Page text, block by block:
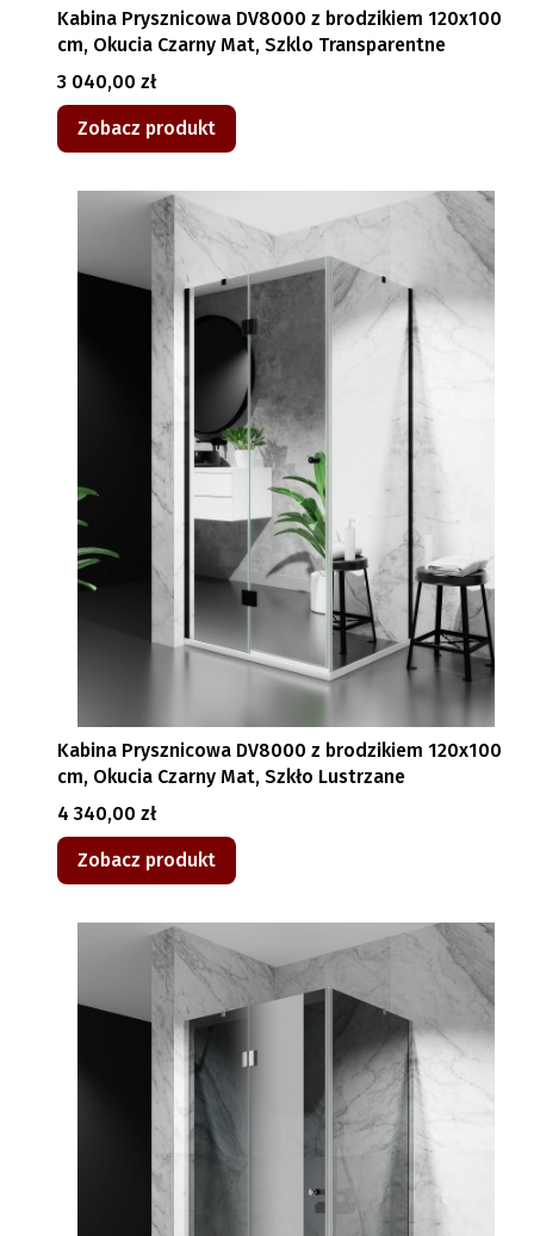
Kabina Prysznicowa DV8000 z brodzikiem 120x100
cm, Okucia Czarny Mat, Szklo Transparentne
Cena
3 040,00 zł
Zobacz produkt
Kabina Prysznicowa DV8000 z brodzikiem 120x100
cm, Okucia Czarny Mat, Szkło Lustrzane
Cena
4 340,00 zł
Zobacz produkt